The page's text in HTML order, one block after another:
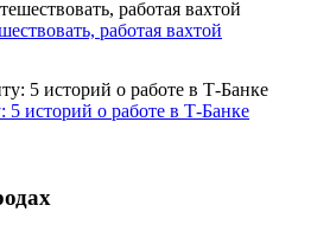
работая вахтой
историй о работе в Т-Банке